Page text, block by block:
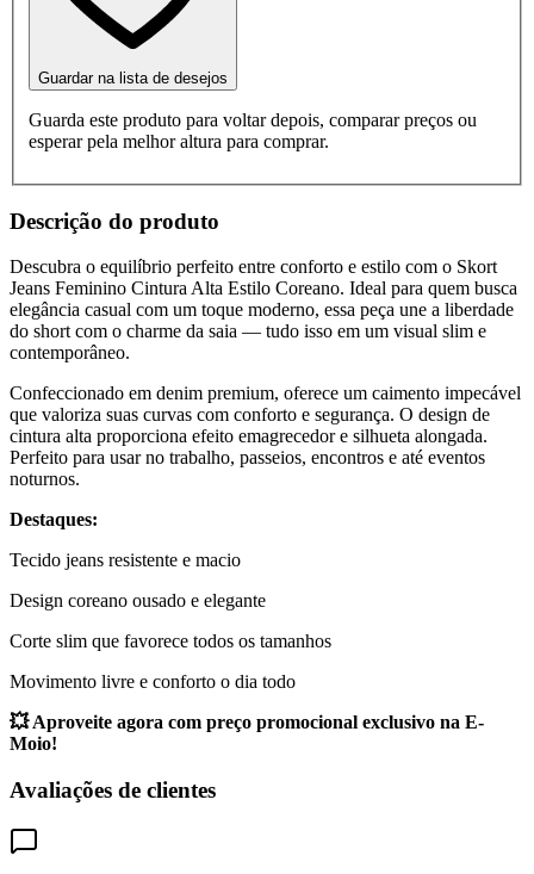
Guardar na lista de desejos
Guarda este produto para voltar depois, comparar preços ou
esperar pela melhor altura para comprar.
Descrição do produto
Descubra o equilíbrio perfeito entre conforto e estilo com o Skort
Jeans Feminino Cintura Alta Estilo Coreano. Ideal para quem busca
elegância casual com um toque moderno, essa peça une a liberdade
do short com o charme da saia — tudo isso em um visual slim e
contemporâneo.
Confeccionado em denim premium, oferece um caimento impecável
que valoriza suas curvas com conforto e segurança. O design de
cintura alta proporciona efeito emagrecedor e silhueta alongada.
Perfeito para usar no trabalho, passeios, encontros e até eventos
noturnos.
Destaques:
Tecido jeans resistente e macio
Design coreano ousado e elegante
Corte slim que favorece todos os tamanhos
Movimento livre e conforto o dia todo
💥 Aproveite agora com preço promocional exclusivo na E-
Moio!
Avaliações de clientes